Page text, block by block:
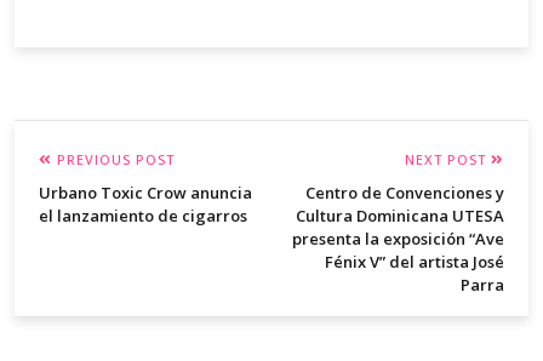
PREVIOUS POST
Urbano Toxic Crow anuncia
el lanzamiento de cigarros
NEXT POST
Centro de Convenciones y
Cultura Dominicana UTESA
presenta la exposición “Ave
Fénix V” del artista José
Parra